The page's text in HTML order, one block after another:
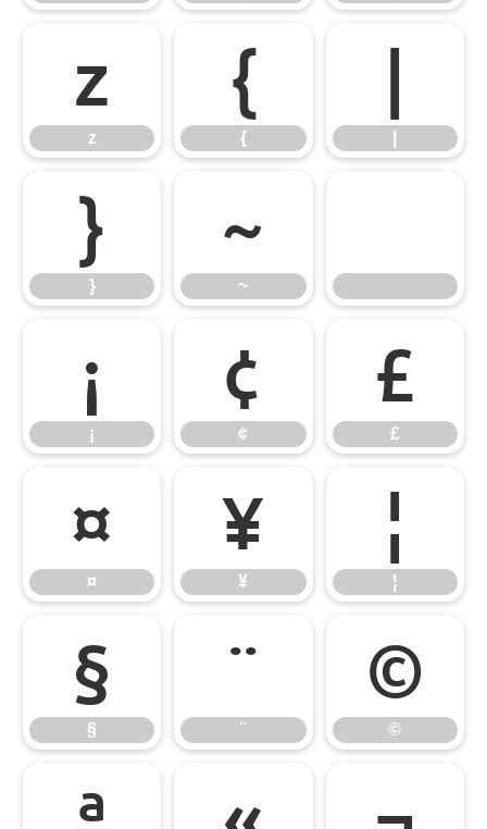
z
z
{
{
|
}
}
~
~
¡
¡
¢
¢
£
£
¤
¤
¥
¥
¦
¦
§
§
¨
¨
©
©